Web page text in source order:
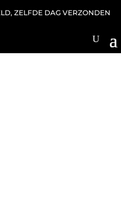
ZELFDE DAG VERZONDEN